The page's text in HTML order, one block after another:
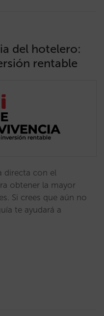
del hotelero:
rentable
directa con el
obtener la mayor
Si crees que aún no
te ayudará a